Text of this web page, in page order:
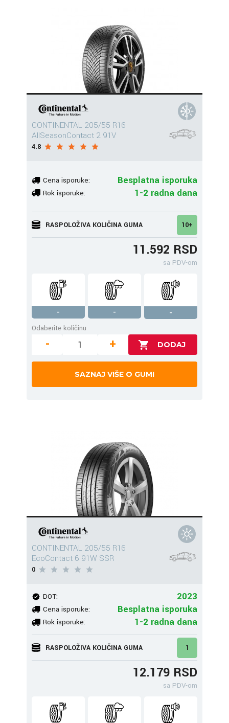
CONTINENTAL 205/55 R16
AllSeasonContact 2 91V
4.8
Cena isporuke: Besplatna isporuka
Rok isporuke: 1-2 radna dana
RASPOLOŽIVA KOLIČINA GUMA 10+
11.592 RSD
sa PDV-om
- -
-
Odaberite količinu
- +
SAZNAJ VIŠE O GUMI
CONTINENTAL 205/55 R16
EcoContact 6 91W SSR
0
DOT: 2023
Cena isporuke: Besplatna isporuka
Rok isporuke: 1-2 radna dana
RASPOLOŽIVA KOLIČINA GUMA 1
12.179 RSD
sa PDV-om